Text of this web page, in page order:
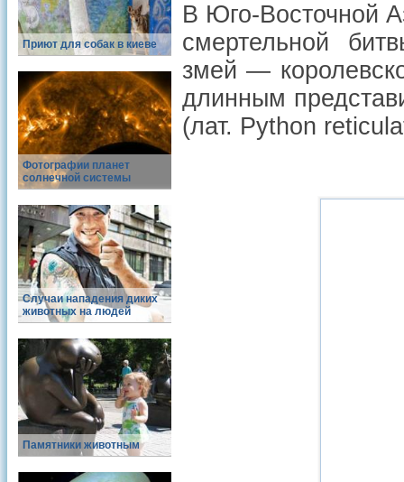
Приют для собак в киеве
Фотографии планет
солнечной системы
Случаи нападения диких
животных на людей
Памятники животным
В Юго-Восточной
смертельной
змей —
длинным
(лат. Python